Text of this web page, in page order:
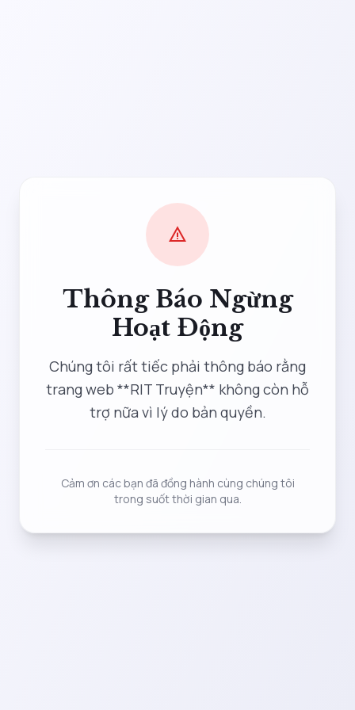
warning
Thông Báo Ngừng
Hoạt Động
Chúng tôi rất tiếc phải thông báo rằng
trang web **RIT Truyện** không còn hỗ
trợ nữa vì lý do bản quyền.
Cảm ơn các bạn đã đồng hành cùng chúng tôi
trong suốt thời gian qua.